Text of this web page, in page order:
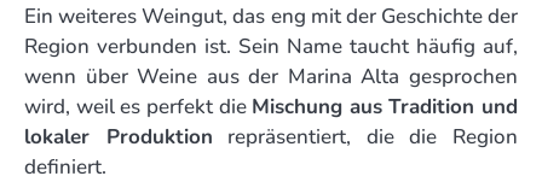
Ein weiteres Weingut, das eng mit der Geschichte der
Region verbunden ist. Sein Name taucht häufig auf,
wenn über Weine aus der Marina Alta gesprochen
wird, weil es perfekt die Mischung aus Tradition und
lokaler Produktion repräsentiert, die die Region
definiert.